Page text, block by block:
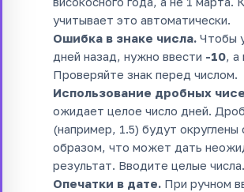
учитывает это автоматически.
Ошибка в знаке числа. Чтобы
дней назад, нужно ввести -10, а
Проверяйте знак перед числом.
Использование дробных
ожидает целое число дней.
(например, 1.5) будут
образом, что может дать
результат. Вводите целые числа.
Опечатки в дате. При ручном